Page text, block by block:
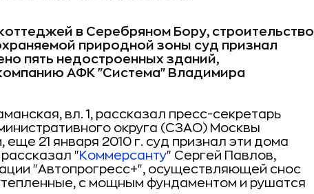
в Серебряном Бору, строительство
природной зоны суд признал
пять недостроенных зданий,
АФК "Система" Владимира
вл. 1, рассказал пресс-секретарь
округа (СЗАО) Москвы
21 января 2010 г. суд признал эти дома
"Коммерсанту" Сергей Павлов,
"Автопрогресс+", осуществляющей снос
с мощным фундаментом и рушатся